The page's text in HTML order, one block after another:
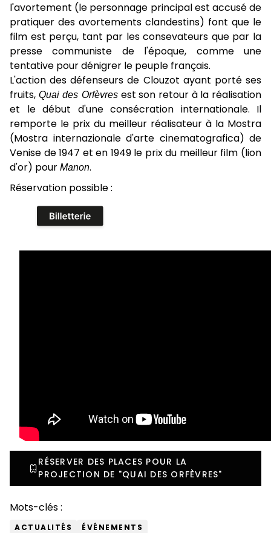
l'avortement (le personnage principal est accusé de
pratiquer des avortements clandestins) font que le
film est perçu, tant par les consevateurs que par la
presse communiste de l'époque, comme une
tentative pour dénigrer le peuple français.
L'action des défenseurs de Clouzot ayant porté ses
fruits, Quai des Orfèvres est son retour à la réalisation
et le début d'une consécration internationale. Il
remporte le prix du meilleur réalisateur à la Mostra
(Mostra internazionale d'arte cinematografica) de
Venise de 1947 et en 1949 le prix du meilleur film (lion
d'or) pourManon.
Réservation possible :
RÉSERVER DES PLACES POUR LA
PROJECTION DE "QUAI DES ORFÈVRES"
Mots-clés :
ACTUALITÉS ÉVÉNEMENTS